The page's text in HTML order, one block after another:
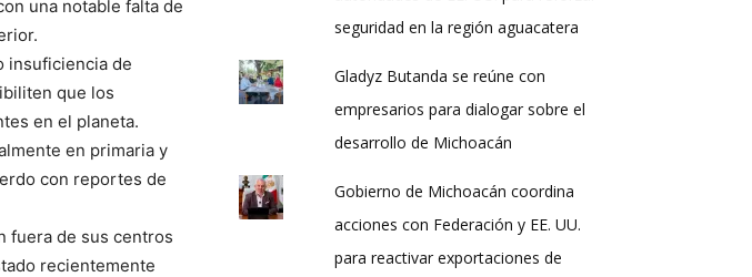
una notable falta de
insuficiencia de
que los
en el planeta.
en primaria y
con reportes de
fuera de sus centros
recientemente
seguridad en la región aguacatera
Gladyz Butanda se reúne con
empresarios para dialogar sobre el
desarrollo de Michoacán
Gobierno de Michoacán coordina
acciones con Federación y EE. UU.
para reactivar exportaciones de